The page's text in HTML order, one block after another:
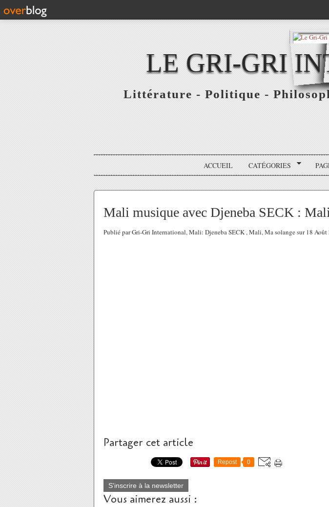
LE GRI-GRI
Littérature - Politique -
ACCUEIL CATÉGORIES
Mali musique avec Djeneba SECK :
Publié par Gri-Gri International, Mali: Djeneba SECK , Mali, Ma solange sur 18 Août
Partager cet article
Repost 0
S'inscrire à la newsletter
Vous aimerez aussi :